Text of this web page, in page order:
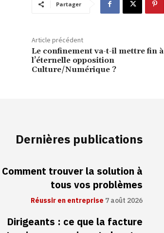
Partager
Article précédent
Le confinement va-t-il mettre fin à
l’éternelle opposition
Culture/Numérique ?
Dernières publications
Comment trouver la solution à
tous vos problèmes
Réussir en entreprise 7 août 2026
Dirigeants : ce que la facture